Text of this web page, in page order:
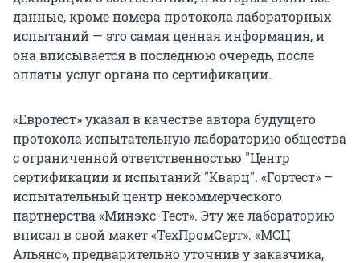
данные, кроме номера протокола лабораторных
испытаний — это самая ценная информация, и
она вписывается в последнюю очередь, после
оплаты услуг органа по сертификации.
«Евротест» указал в качестве автора будущего
протокола испытательную лабораторию общества
с ограниченной ответственностью "Центр
сертификации и испытаний "Кварц". «Гортест» –
испытательный центр некоммерческого
партнерства «Минэкс-Тест». Эту же лабораторию
вписал в свой макет «ТехПромСерт». «МСЦ
Альянс», предварительно уточнив у заказчика,